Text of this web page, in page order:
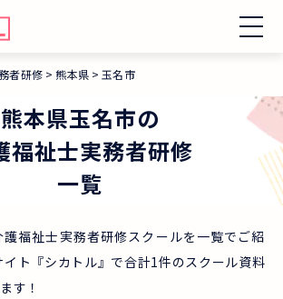
者研修 熊本県 玉名市
熊本県玉名市の
福祉士実務者研修
一覧
福祉士実務者研修スクールを一覧でご紹
ト『シカトル』で合計1件のスクール資料
す！